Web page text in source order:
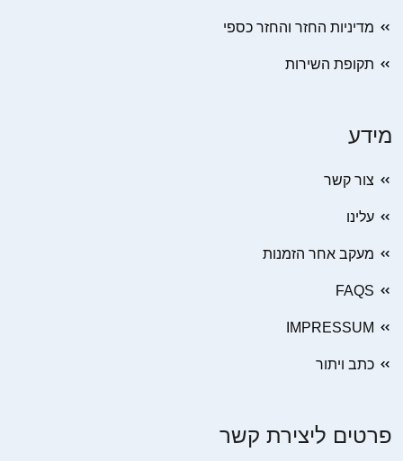
מדיניות החזר והחזר כספי
תקופת השירות
מידע
צור קשר
עלינו
מעקב אחר הזמנות
FAQS
IMPRESSUM
כתב ויתור
פרטים ליצירת קשר